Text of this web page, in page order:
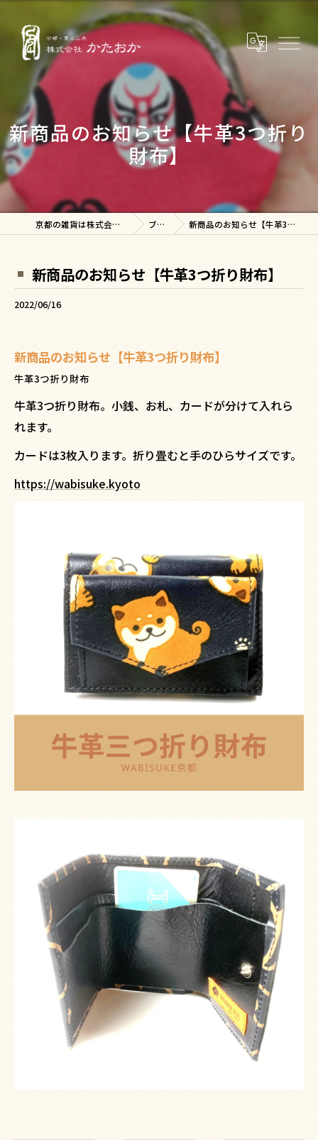
新商品のお知らせ【牛革3つ折り
財布】
京都の雑貨は株式会社かたおか ブログ 新商品のお知らせ【牛革3つ折り財布】
新商品のお知らせ【牛革3つ折り財布】
2022/06/16
新商品のお知らせ【牛革3つ折り財布】
牛革3つ折り財布
牛革3つ折り財布。小銭、お札、カードが分けて入れら
れます。
カードは3枚入ります。折り畳むと手のひらサイズです。
https://wabisuke.kyoto